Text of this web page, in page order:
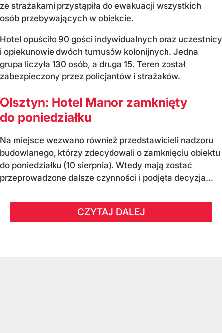
ze strażakami przystąpiła do ewakuacji wszystkich
osób przebywających w obiekcie.
Hotel opuściło 90 gości indywidualnych oraz uczestnicy
i opiekunowie dwóch turnusów kolonijnych. Jedna
grupa liczyła 130 osób, a druga 15. Teren został
zabezpieczony przez policjantów i strażaków.
Olsztyn: Hotel Manor zamknięty
do poniedziałku
Na miejsce wezwano również przedstawicieli nadzoru
budowlanego, którzy zdecydowali o zamknięciu obiektu
do poniedziałku (10 sierpnia). Wtedy mają zostać
przeprowadzone dalsze czynności i podjęta decyzja...
CZYTAJ DALEJ